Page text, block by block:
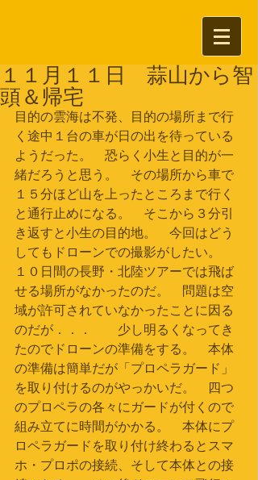
１１月１１日 蒜山から智
頭＆帰宅
目的の雲海は不発、目的の場所まで行
く途中１台の車が日の出を待っている
ようだった。　恐らく小生と目的が一
緒だろうと思う。　その場所から車で
１５分ほど山を上ったところまで行く
と通行止めになる。　そこから３分引
き返すと小生の目的地。　今回はどう
してもドローンでの撮影がしたい。
１０日間の長野・北陸ツアーでは飛ば
せる場所がなかったのだ。　問題は空
域が許可されていなかったことに因る
のだが．．．　　少し明るくなってき
たのでドローンの準備をする。　本体
の準備は簡単だが「プロペラガード」
を取り付けるのがやっかいだ。　四つ
のプロペラの各々にガードが付くので
組み立てに時間がかかる。　本体にプ
ロペラガードを取り付け終わるとスマ
ホ・プロポの接続、そして本体との接